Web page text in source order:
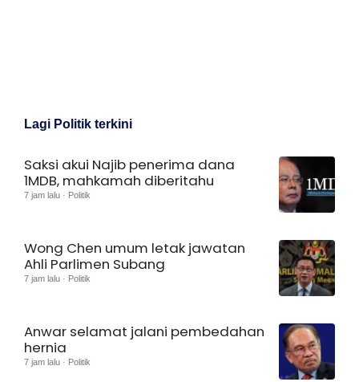
Lagi Politik terkini
Saksi akui Najib penerima dana
1MDB, mahkamah diberitahu
7 jam lalu · Politik
Wong Chen umum letak jawatan
Ahli Parlimen Subang
7 jam lalu · Politik
Anwar selamat jalani pembedahan
hernia
7 jam lalu · Politik